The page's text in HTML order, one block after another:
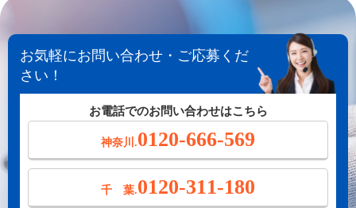
お気軽にお問い合わせ・ご応募くだ
さい！
お電話でのお問い合わせはこちら
神奈川.0120-666-569
千 葉.0120-311-180